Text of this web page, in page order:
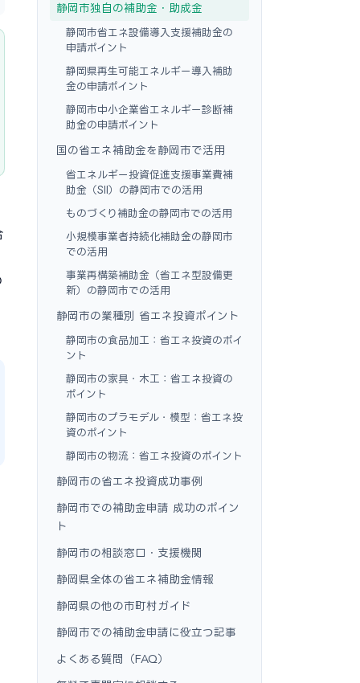
静岡市独自の補助金・助成金
静岡市省エネ設備導入支援補助金の
申請ポイント
静岡県再生可能エネルギー導入補助
金の申請ポイント
静岡市中小企業省エネルギー診断補
助金の申請ポイント
国の省エネ補助金を静岡市で活用
省エネルギー投資促進支援事業費補
助金（SII）の静岡市での活用
ものづくり補助金の静岡市での活用
小規模事業者持続化補助金の静岡市
での活用
事業再構築補助金（省エネ型設備更
新）の静岡市での活用
静岡市の業種別 省エネ投資ポイント
静岡市の食品加工：省エネ投資のポイ
ント
静岡市の家具・木工：省エネ投資の
ポイント
静岡市のプラモデル・模型：省エネ投
資のポイント
静岡市の物流：省エネ投資のポイント
静岡市の省エネ投資成功事例
静岡市での補助金申請 成功のポイン
ト
静岡市の相談窓口・支援機関
静岡県全体の省エネ補助金情報
静岡県の他の市町村ガイド
静岡市での補助金申請に役立つ記事
よくある質問（FAQ）